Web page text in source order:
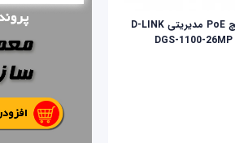
سوییچ PoE مدیریتی D-LINK
DGS-1100-26MP